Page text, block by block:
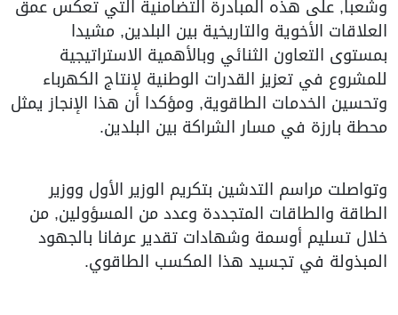
وشعبا, على هذه المبادرة التضامنية التي تعكس عمق
العلاقات الأخوية والتاريخية بين البلدين, مشيدا
بمستوى التعاون الثنائي وبالأهمية الاستراتيجية
للمشروع في تعزيز القدرات الوطنية لإنتاج الكهرباء
وتحسين الخدمات الطاقوية, ومؤكدا أن هذا الإنجاز يمثل
محطة بارزة في مسار الشراكة بين البلدين.
وتواصلت مراسم التدشين بتكريم الوزير الأول ووزير
الطاقة والطاقات المتجددة وعدد من المسؤولين, من
خلال تسليم أوسمة وشهادات تقدير عرفانا بالجهود
المبذولة في تجسيد هذا المكسب الطاقوي.